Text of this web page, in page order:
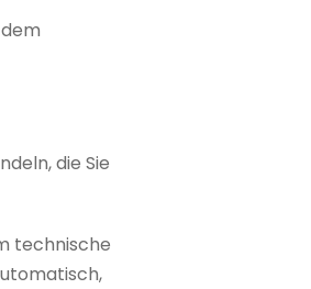
die Sie
technische